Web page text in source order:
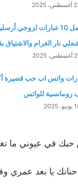
2025
أجمل 10 عبارات لزوجي
نار الغرام والاشتياق
2025
رومانسية للواتس
2025
في عيوني ما
يا بعد عمري